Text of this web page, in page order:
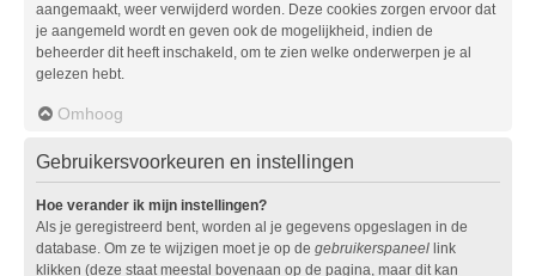
aangemaakt, weer verwijderd worden. Deze cookies zorgen ervoor dat
je aangemeld wordt en geven ook de mogelijkheid, indien de
beheerder dit heeft inschakeld, om te zien welke onderwerpen je al
gelezen hebt.
Omhoog
Gebruikersvoorkeuren en instellingen
Hoe verander ik mijn instellingen?
Als je geregistreerd bent, worden al je gegevens opgeslagen in de
database. Om ze te wijzigen moet je op de gebruikerspaneel link
klikken (deze staat meestal bovenaan op de pagina, maar dit kan